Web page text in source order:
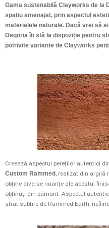
Gama sustenabilă Clayworks de la
spațiu amenajat, prin aspectul
materialele naturale. Dacă vrei să
Deqoria îți stă la dispoziție pentru
potrivite variante de Clayworks
Creează aspectul pereților autentici
Custom Rammed, realizat din argilă
obține diverse nuanțe ale acestui
obținuți din pământ. Aspectul
strat subțire de Rammed Earth,